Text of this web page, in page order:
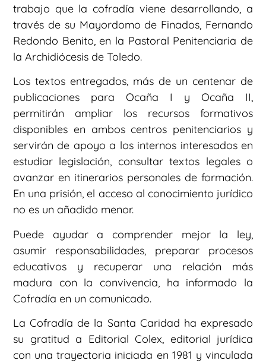
trabajo que la cofradía viene desarrollando, a
través de su Mayordomo de Finados, Fernando
Redondo Benito, en la Pastoral Penitenciaria de
la Archidiócesis de Toledo.
Los textos entregados, más de un centenar de
publicaciones para Ocaña I y Ocaña II,
permitirán ampliar los recursos formativos
disponibles en ambos centros penitenciarios y
servirán de apoyo a los internos interesados en
estudiar legislación, consultar textos legales o
avanzar en itinerarios personales de formación.
En una prisión, el acceso al conocimiento jurídico
no es un añadido menor.
Puede ayudar a comprender mejor la ley,
asumir responsabilidades, preparar procesos
educativos y recuperar una relación más
madura con la convivencia, ha informado la
Cofradía en un comunicado.
La Cofradía de la Santa Caridad ha expresado
su gratitud a Editorial Colex, editorial jurídica
con una trayectoria iniciada en 1981 y vinculada